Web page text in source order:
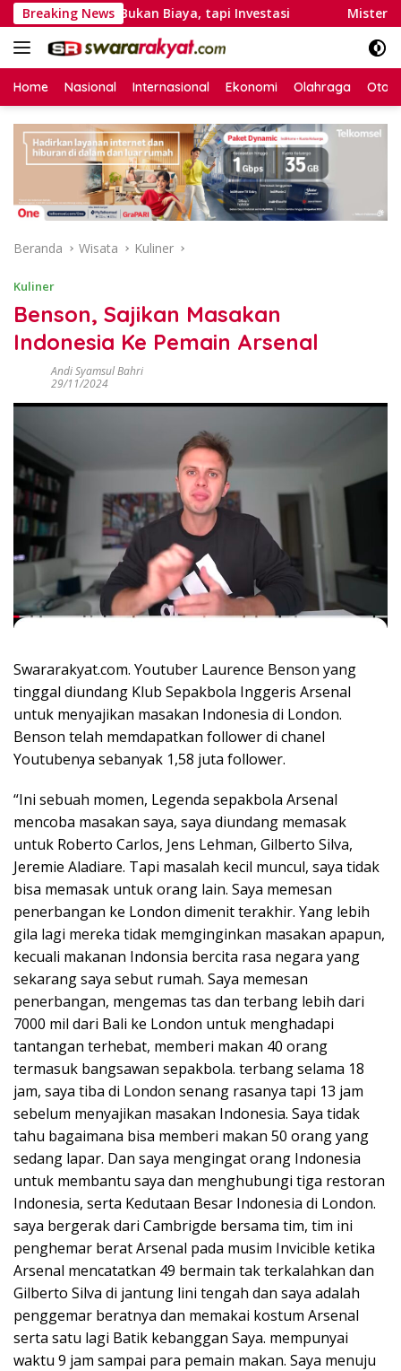
Langsung
ke
konten
Breaking NewsBukan Biaya, tapi Investasi Misteri Kuli
Home Nasional Internasional Ekonomi Olahraga
Beranda Wisata Kuliner
Kuliner
Benson, Sajikan Masakan
Indonesia Ke Pemain Arsenal
Andi Syamsul Bahri
29/11/2024
Swararakyat.com. Youtuber Laurence Benson yang
tinggal diundang Klub Sepakbola Inggeris Arsenal
untuk menyajikan masakan Indonesia di London.
Benson telah memdapatkan follower di chanel
Youtubenya sebanyak 1,58 juta follower.
“Ini sebuah momen, Legenda sepakbola Arsenal
mencoba masakan saya, saya diundang memasak
untuk Roberto Carlos, Jens Lehman, Gilberto Silva,
Jeremie Aladiare. Tapi masalah kecil muncul, saya tidak
bisa memasak untuk orang lain. Saya memesan
penerbangan ke London dimenit terakhir. Yang lebih
gila lagi mereka tidak memginginkan masakan apapun,
kecuali makanan Indonsia bercita rasa negara yang
sekarang saya sebut rumah. Saya memesan
penerbangan, mengemas tas dan terbang lebih dari
7000 mil dari Bali ke London untuk menghadapi
tantangan terhebat, memberi makan 40 orang
termasuk bangsawan sepakbola. terbang selama 18
jam, saya tiba di London senang rasanya tapi 13 jam
sebelum menyajikan masakan Indonesia. Saya tidak
tahu bagaimana bisa memberi makan 50 orang yang
sedang lapar. Dan saya mengingat orang Indonesia
untuk membantu saya dan menghubungi tiga restoran
Indonesia, serta Kedutaan Besar Indonesia di London.
saya bergerak dari Cambrigde bersama tim, tim ini
penghemar berat Arsenal pada musim Invicible ketika
Arsenal mencatatkan 49 bermain tak terkalahkan dan
Gilberto Silva di jantung lini tengah dan saya adalah
penggemar beratnya dan memakai kostum Arsenal
serta satu lagi Batik kebanggan Saya. mempunyai
waktu 9 jam sampai para pemain makan. Saya menuju